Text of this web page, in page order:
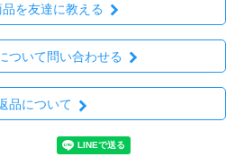
品を友達に教える
ついて問い合わせる
品について